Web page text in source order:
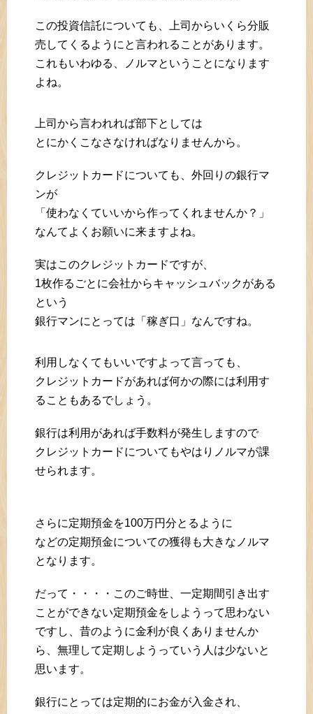
この投資信託についても、上司からいくら分販
売してくるようにと言われることがあります。
これもいわゆる、ノルマということになります
よね。
上司から言われれば部下としては
とにかくこなさなければなりませんから。
クレジットカードについても、外回りの銀行マ
ンが
「使わなくていいから作ってくれませんか？」
なんてよくお願いに来ますよね。
実はこのクレジットカードですが、
1枚作るごとに会社からキャッシュバックがある
という
銀行マンにとっては「稼ぎ口」なんですね。
利用しなくてもいいですよって言っても、
クレジットカードがあれば何かの際には利用す
ることもあるでしょう。
銀行は利用があれば手数料が発生しますので
クレジットカードについてもやはりノルマが課
せられます。
さらに定期預金を100万円分とるように
などの定期預金についての獲得も大きなノルマ
となります。
だって・・・・このご時世、一定期間引き出す
ことができない定期預金をしようって思わない
ですし、昔のように金利が良くありませんか
ら、無理して定期しようっていう人は少ないと
思います。
銀行にとっては定期的にお金が入金され、